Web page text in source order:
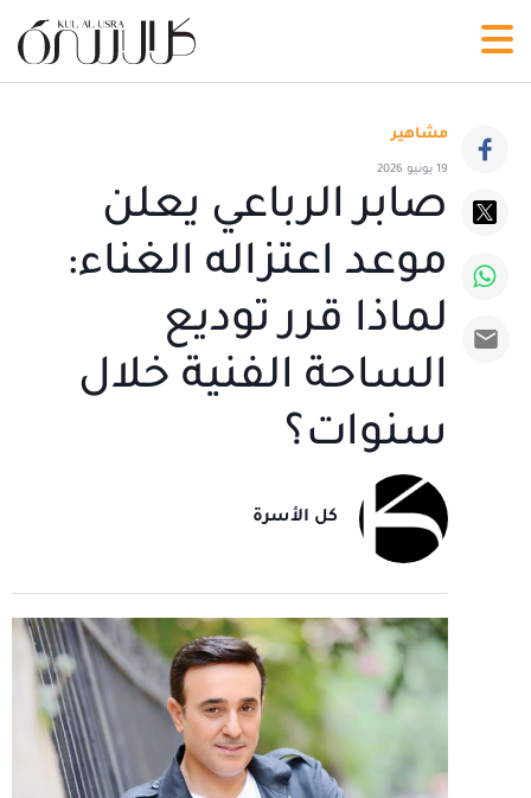
مشاهير
19 يونيو 2026
صابر الرباعي يعلن
موعد اعتزاله الغناء:
لماذا قرر توديع
الساحة الفنية خلال
سنوات؟
كل الأسرة